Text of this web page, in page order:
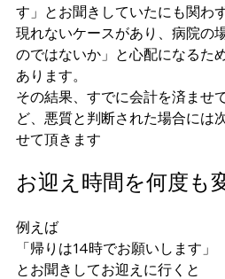
す」とお聞きしていたにも関わ
現れないケースがあり、病院の
のではないか」と心配になるた
あります。
その結果、すでに会計を済ませ
ど、悪質と判断された場合には
せて頂きます
お迎え時間を何度も
例えば
「帰りは14時でお願いします」
とお聞きしてお迎えに行くと